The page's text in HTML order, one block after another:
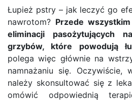
Łupież pstry – jak leczyć go
nawrotom? Przede
eliminacji pasożytujących
grzybów, które powodują
polega więc głównie na
namnażaniu się. Oczywiście,
należy skonsultować się z
omówić odpowiednią